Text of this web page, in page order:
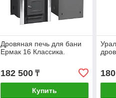
Дровяная печь для бани
Ермак 16 Классика.
182 500₸
Купить